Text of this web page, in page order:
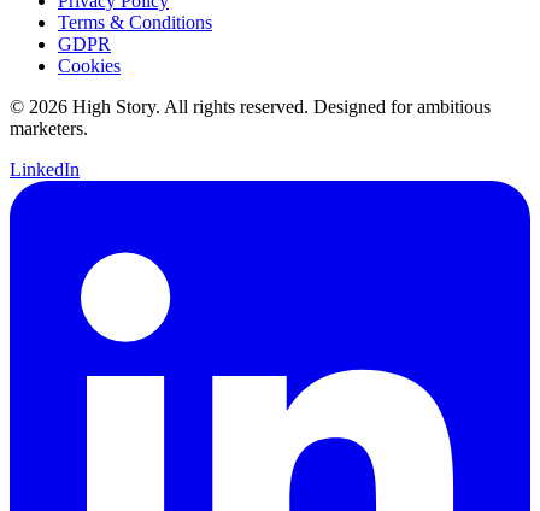
Terms & Conditions
GDPR
Cookies
© 2026 High Story. All rights reserved. Designed for ambitious
marketers.
LinkedIn